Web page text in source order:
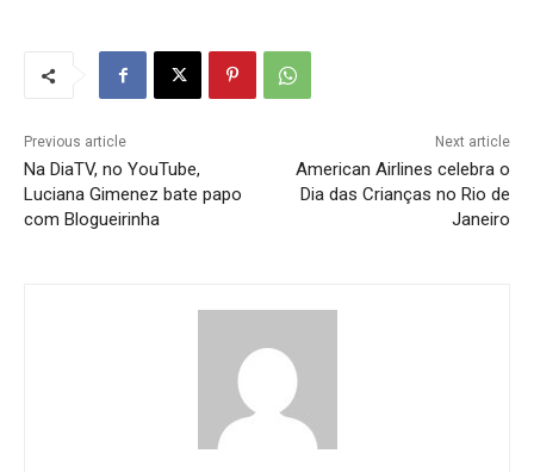
Previous article
Na DiaTV, no YouTube,
Luciana Gimenez bate papo
com Blogueirinha
Next article
American Airlines celebra o
Dia das Crianças no Rio de
Janeiro